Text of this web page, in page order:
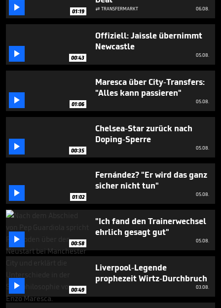
seconds
 01:19  TRANSFERMARKT 06.08.
 00:43
Offiziell: Jaissle übernimmt
Newcastle
05.08.
 01:06
Maresca über City-Transfers:
"Alles kann passieren"
05.08.
 00:35
Chelsea-Star zurück nach
Doping-Sperre
05.08.
 01:02
Fernández? "Er wird das ganz
sicher nicht tun"
05.08.
 00:58
"Ich fand den Trainerwechsel
ehrlich gesagt gut"
05.08.
 00:49
Liverpool-Legende
prophezeit Wirtz-Durchbruch
03.08.